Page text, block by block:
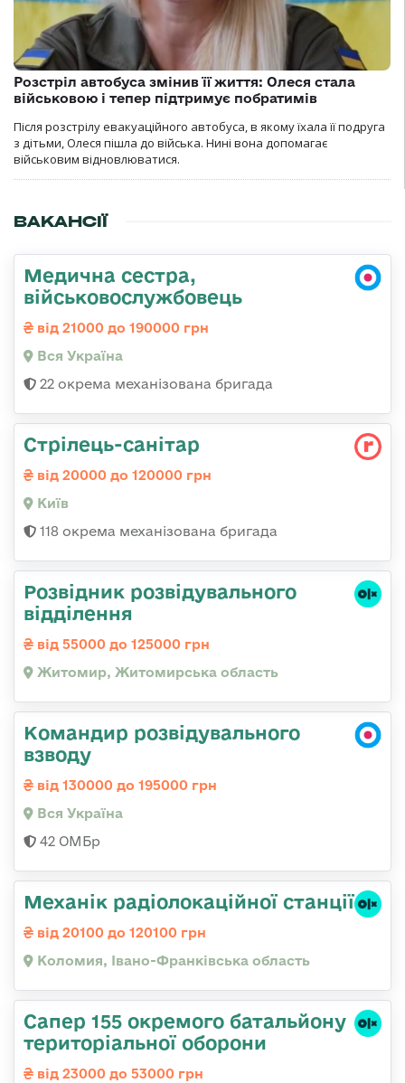
Розстріл автобуса змінив її життя: Олеся стала
військовою і тепер підтримує побратимів
Після розстрілу евакуаційного автобуса, в якому їхала її подруга
з дітьми, Олеся пішла до війська. Нині вона допомагає
військовим відновлюватися.
ВАКАНСІЇ
Медична сестра,
військовослужбовець
від 21000 до 190000 грн
Вся Україна
22 окрема механізована бригада
Стрілець-санітар
від 20000 до 120000 грн
Київ
118 окрема механізована бригада
Розвідник розвідувального
відділення
від 55000 до 125000 грн
Житомир, Житомирська область
Командир розвідувального
взводу
від 130000 до 195000 грн
Вся Україна
42 ОМБр
Механік радіолокаційної станції
від 20100 до 120100 грн
Коломия, Івано-Франківська область
Сапер 155 окремого батальйону
територіальної оборони
від 23000 до 53000 грн